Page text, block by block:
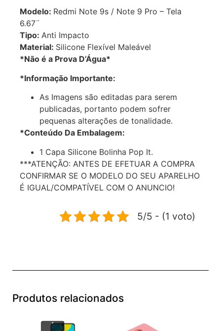
Modelo: Redmi Note 9s / Note 9 Pro – Tela
6.67¨
Tipo: Anti Impacto
Material: Silicone Flexível Maleável
*Não é a Prova D’Água*
*Informação Importante:
As Imagens são editadas para serem
publicadas, portanto podem sofrer
pequenas alterações de tonalidade.
*Conteúdo Da Embalagem:
1 Capa Silicone Bolinha Pop It.
***ATENÇÃO: ANTES DE EFETUAR A COMPRA
CONFIRMAR SE O MODELO DO SEU APARELHO
É IGUAL/COMPATÍVEL COM O ANUNCIO!
5/5 - (1 voto)
Produtos relacionados